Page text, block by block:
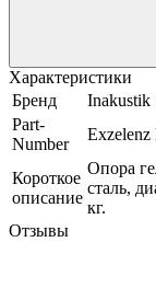
Характеристики
Бренд
Inakustik
Part-
Number
Exzelenz
Короткое
описание
Опора
сталь,
кг.
Отзывы